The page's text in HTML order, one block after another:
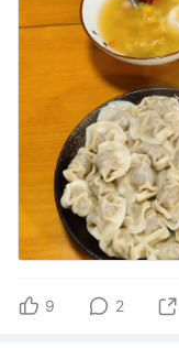
9 2